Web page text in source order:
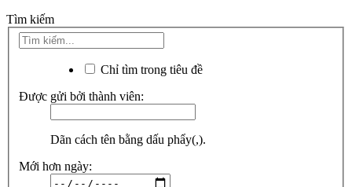
Tìm kiếm
Chỉ tìm trong tiêu đề
Được gửi bởi thành viên:
Dãn cách tên bằng dấu phẩy(,).
Mới hơn ngày: